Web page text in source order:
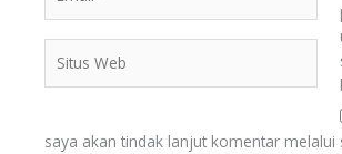
Web
saya akan tindak lanjut komentar melalui